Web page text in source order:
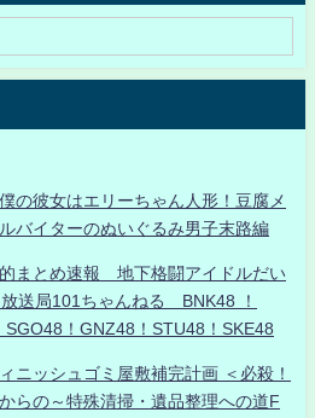
の彼女はエリーちゃん人形！豆腐メ
バイターのぬいぐるみ男子末路編
まとめ速報 地下格闘アイドルだい
送局101ちゃんねる BNK48 ！
！GNZ48！STU48！SKE48
ニッシュゴミ屋敷補完計画 ＜必殺！
らの～特殊清掃・遺品整理への道F